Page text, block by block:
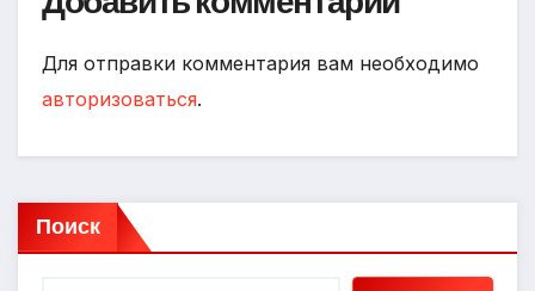
Для отправки комментария вам необходимо
авторизоваться.
Поиск